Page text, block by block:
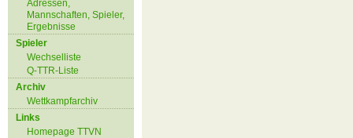
Adressen,
Mannschaften, Spieler,
Ergebnisse
Spieler
Wechselliste
Q-TTR-Liste
Archiv
Wettkampfarchiv
Links
Homepage TTVN